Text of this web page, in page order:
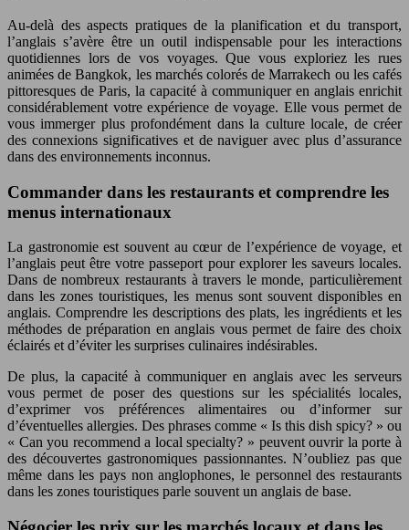
Au-delà des aspects pratiques de la planification et du transport,
l’anglais s’avère être un outil indispensable pour les interactions
quotidiennes lors de vos voyages. Que vous exploriez les rues
animées de Bangkok, les marchés colorés de Marrakech ou les cafés
pittoresques de Paris, la capacité à communiquer en anglais enrichit
considérablement votre expérience de voyage. Elle vous permet de
vous immerger plus profondément dans la culture locale, de créer
des connexions significatives et de naviguer avec plus d’assurance
dans des environnements inconnus.
Commander dans les restaurants et comprendre les
menus internationaux
La gastronomie est souvent au cœur de l’expérience de voyage, et
l’anglais peut être votre passeport pour explorer les saveurs locales.
Dans de nombreux restaurants à travers le monde, particulièrement
dans les zones touristiques, les menus sont souvent disponibles en
anglais. Comprendre les descriptions des plats, les ingrédients et les
méthodes de préparation en anglais vous permet de faire des choix
éclairés et d’éviter les surprises culinaires indésirables.
De plus, la capacité à communiquer en anglais avec les serveurs
vous permet de poser des questions sur les spécialités locales,
d’exprimer vos préférences alimentaires ou d’informer sur
d’éventuelles allergies. Des phrases comme « Is this dish spicy? » ou
« Can you recommend a local specialty? » peuvent ouvrir la porte à
des découvertes gastronomiques passionnantes. N’oubliez pas que
même dans les pays non anglophones, le personnel des restaurants
dans les zones touristiques parle souvent un anglais de base.